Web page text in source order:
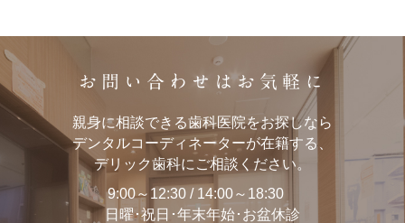
お問い合わせはお気軽に
親身に相談できる歯科医院をお探しなら
デンタルコーディネーターが在籍する、
デリック歯科にご相談ください。
9:00～12:30 / 14:00～18:30
日曜･祝日･年末年始･お盆休診